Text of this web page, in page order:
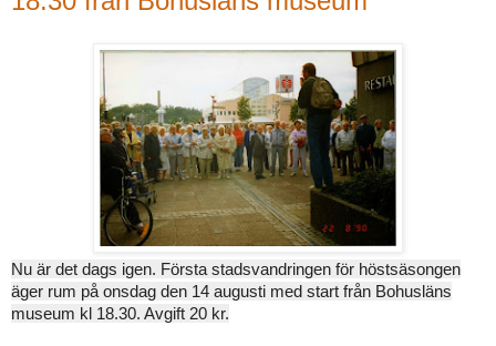
Nu är det dags igen. Första stadsvandringen för höstsäsongen
äger rum på onsdag den 14 augusti med start från Bohusläns
museum kl 18.30. Avgift 20 kr.